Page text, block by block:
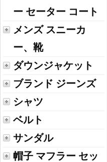
ー セーター コート
メンズ スニーカ
ー、靴
ダウンジャケット
ブランド ジーンズ
シャツ
ベルト
サンダル
帽子 マフラー セッ